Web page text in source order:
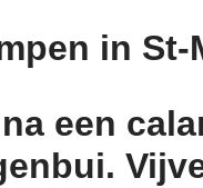
in
een